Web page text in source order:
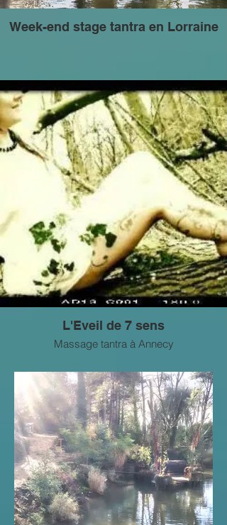
Week-end stage tantra en Lorraine
L'Eveil de 7 sens
Massage tantra à Annecy